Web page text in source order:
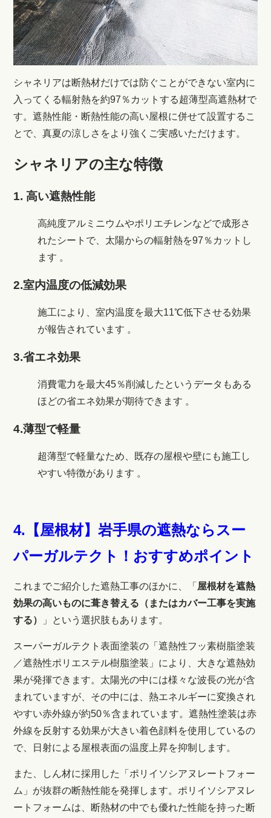
シャネリアは断熱材だけでは防ぐことができない室内に
入ってくる輻射熱を約97％カットする超薄型高遮熱材で
す。遮熱性能・断熱性能の高い屋根に併せて設置するこ
とで、真夏の涼しさをより強くご実感いただけます。
シャネリアの主な特徴
1. 高い遮熱性能
高純度アルミニウムやポリエチレンなどで成形さ
れたシートで、太陽からの輻射熱を97％カットし
ます 。
2.室内温度の低減効果
施工により、室内温度を最大11℃低下させる効果
が報告されています 。
3.省エネ効果
消費電力を最大45％削減したというデータもある
ほどの省エネ効果が期待できます 。
4.薄型で軽量
超薄型で軽量なため、既存の屋根や壁にも施工し
やすい特徴があります 。
4.【屋根材】岩手県の遮熱ならスー
パーガルテクト！おすすめポイント
これまでご紹介した遮熱工事のほかに、「 屋根材を遮熱
効果の高いものに葺き替える（またはカバー工事を実施
する）
」という選択肢もあります。
スーパーガルテクト表面塗装の「遮熱性フッ素樹脂塗装
／遮熱性ポリエステル樹脂塗装」により、大きな遮熱効
果が発揮できます。太陽光の中には様々な波長の光が含
まれていますが、その中には、熱エネルギーに変換され
やすい赤外線が約50％含まれています。遮熱性塗装は赤
外線を反射する効果が大きい着色顔料を使用しているの
で、日射による屋根表面の温度上昇を抑制します。
また、しん材に採用した「ポリイソシアヌレートフォー
ム」が抜群の断熱性能を発揮します。ポリイソシアヌレ
ートフォームは、断熱材の中でも優れた性能を持った断